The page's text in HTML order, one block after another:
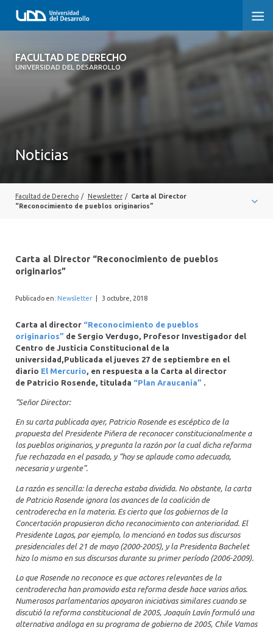
FACULTAD DE DERECHO
UNIVERSIDAD DEL DESARROLLO
FACULTAD DE DERECHO
SOBRE LA FACULTAD
PROFESORES
INTERNACIONAL
Noticias
Facultad de Derecho / Newsletter / Carta al Director
“Reconocimiento de pueblos originarios”
Carta al Director “Reconocimiento de pueblos
originarios”
Publicado en: Newsletter 3 octubre, 2018
Carta al director “Reconocimiento de pueblos
originarios” de Sergio Verdugo, Profesor Investigador del
Centro de Justicia Constitucional de la
universidad,Publicada el jueves 27 de septiembre en el
diario El Mercurio, en respuesta a la Carta al director
de Patricio Rosende, titulada “Plan Araucanía” .
“Señor Director:
En su carta publicada ayer, Patricio Rosende es escéptico de la
propuesta del Presidente Piñera de reconocer constitucionalmente a
los pueblos originarios, y pregunta la razón por la cual dicha reforma
fue rechazada en el pasado, y “hoy se aplaude como adecuada,
necesaria y urgente”.
La razón es sencilla: la derecha estaba dividida. No obstante, la carta
de Patricio Rosende ignora los avances de la coalición de
centroderecha en la materia. Es cierto que los gobiernos de la
Concertación propusieron dicho reconocimiento con anterioridad. El
Presidente Lagos, por ejemplo, lo mencionó en todos sus discursos
presidenciales del 21 de mayo (2000-2005), y la Presidenta Bachelet
hizo lo mismo en sus discursos durante su primer período (2006-2009).
Lo que Rosende no reconoce es que actores relevantes de la
centroderecha han promovido esta reforma desde hace varios años.
Numerosos parlamentarios apoyaron iniciativas similares cuando se
discutió la reforma constitucional de 2005, Joaquín Lavín formuló una
alternativa análoga en su programa de gobierno de 2005, Chile Vamos